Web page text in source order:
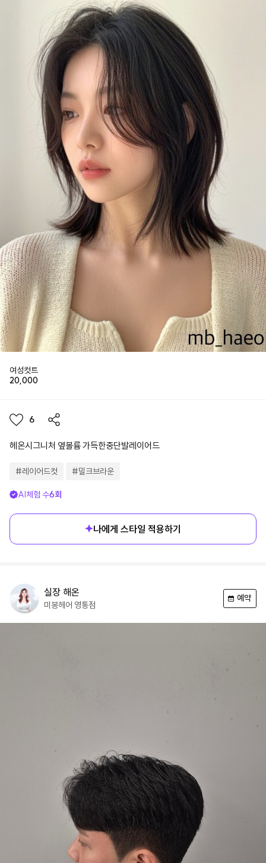
여성컷트
20,000
6
헤온시그니처 옆볼륨 가득한중단발레이어드
#레이어드컷 #밀크브라운
AI체험 수6회
나에게 스타일 적용하기
실장 해온
미봉헤어 영통점
예약